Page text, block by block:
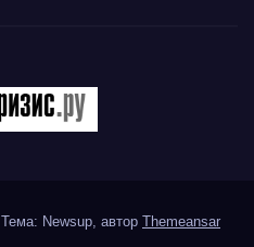
Тема: Newsup, автор Themeansar